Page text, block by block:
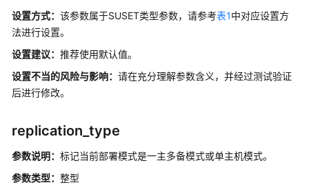
事
控
参
数
设置方式： 该参数属于SUSET类型参数，请参考表1中对应设置方
法进行设置。
设置建议： 推荐使用默认值。
设置不当的风险与影响： 请在充分理解参数含义，并经过测试验证
后进行修改。
replication_type
参数说明： 标记当前部署模式是一主多备模式或单主机模式。
参数类型： 整型